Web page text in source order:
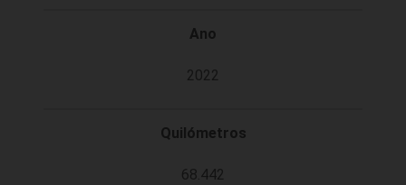
Ano
2022
Quilómetros
68.442